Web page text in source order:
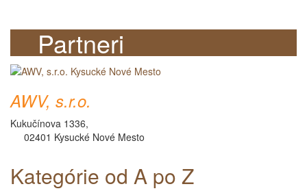
Partneri
AWV, s.r.o.
Kukučínova 1336,
02401 Kysucké Nové Mesto
Kategórie od A po Z